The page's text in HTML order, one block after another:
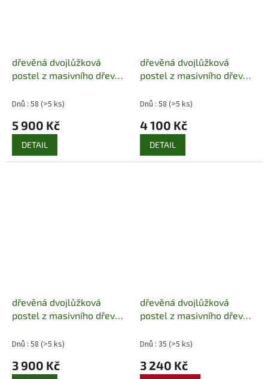
dřevěná dvojlůžková
postel z masivního dřeva
Dnů : 58 (>5 ks)
5 900 Kč
DETAIL
dřevěná dvojlůžková
postel z masivního dřeva
Dnů : 58 (>5 ks)
4 100 Kč
DETAIL
dřevěná dvojlůžková
postel z masivního dřeva
Dnů : 58 (>5 ks)
3 900 Kč
dřevěná dvojlůžková
postel z masivního dřeva
Dnů : 35 (>5 ks)
3 240 Kč